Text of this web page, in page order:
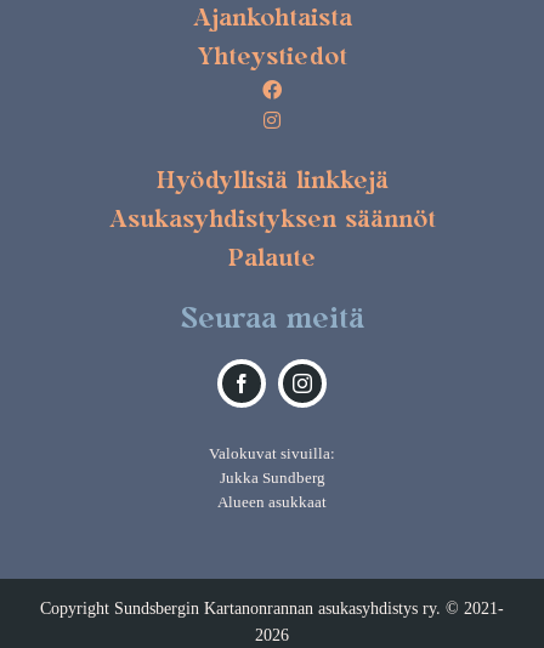
Ajankohtaista
Yhteystiedot
Hyödyllisiä linkkejä
Asukasyhdistyksen säännöt
Palaute
Seuraa meitä
Valokuvat sivuilla:
Jukka Sundberg
Alueen asukkaat
Copyright Sundsbergin Kartanonrannan asukasyhdistys ry. © 2021-
2026